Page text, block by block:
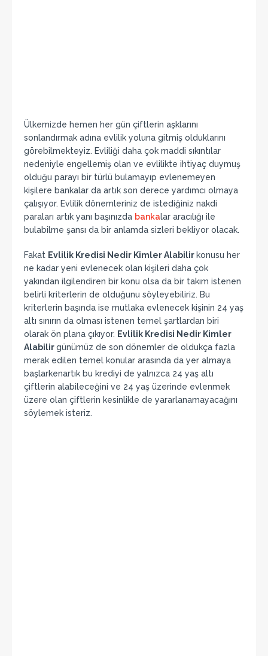
Ülkemizde hemen her gün çiftlerin aşklarını
sonlandırmak adına evlilik yoluna gitmiş olduklarını
görebilmekteyiz. Evliliği daha çok maddi sıkıntılar
nedeniyle engellemiş olan ve evlilikte ihtiyaç duymuş
olduğu parayı bir türlü bulamayıp evlenemeyen
kişilere bankalar da artık son derece yardımcı olmaya
çalışıyor. Evlilik dönemleriniz de istediğiniz nakdi
paraları artık yanı başınızda bankalar aracılığı ile
bulabilme şansı da bir anlamda sizleri bekliyor olacak.
Fakat Evlilik Kredisi Nedir Kimler Alabilir konusu her
ne kadar yeni evlenecek olan kişileri daha çok
yakından ilgilendiren bir konu olsa da bir takım istenen
belirli kriterlerin de olduğunu söyleyebiliriz. Bu
kriterlerin başında ise mutlaka evlenecek kişinin 24 yaş
altı sınırın da olması istenen temel şartlardan biri
olarak ön plana çıkıyor. Evlilik Kredisi Nedir Kimler
Alabilirgünümüz de son dönemler de oldukça fazla
merak edilen temel konular arasında da yer almaya
başlarkenartık bu krediyi de yalnızca 24 yaş altı
çiftlerin alabileceğini ve 24 yaş üzerinde evlenmek
üzere olan çiftlerin kesinlikle de yararlanamayacağını
söylemek isteriz.